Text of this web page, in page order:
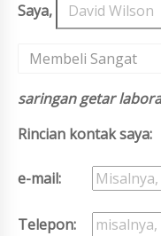
Saya,
Membeli Sangat
saringan getar
Rincian kontak saya:
e-mail:
Telepon: